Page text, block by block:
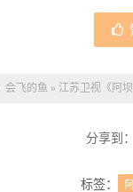
会飞的鱼 » 江苏卫视《阿
分享到：
标签：